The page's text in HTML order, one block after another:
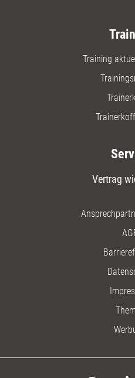
Training
Vertrag